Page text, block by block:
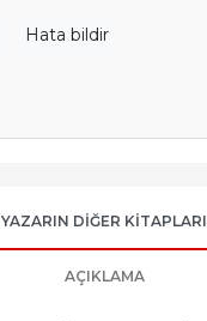
Hata bildir
YAZARIN DIĞER KITAPLARI
AÇIKLAMA